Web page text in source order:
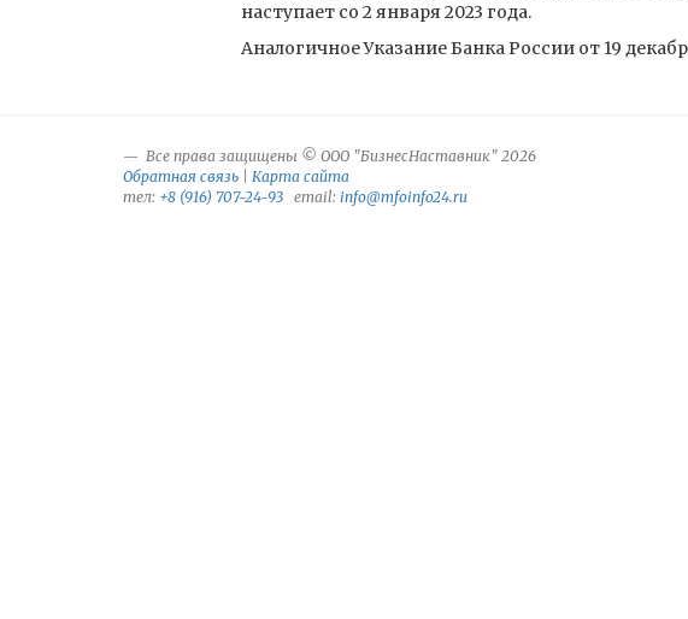
наступает со 2 января 2023 года.
Аналогичное Указание Банка России от 19
Все права защищены © ООО "БизнесНаставник" 2026
Обратная связь
Карта сайта
тел: +8 (916) 707-24-93 email: info@mfoinfo24.ru